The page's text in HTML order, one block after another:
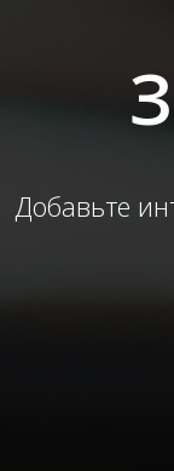
Добавьте